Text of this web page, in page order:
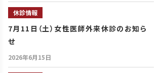
休診情報
7月11日（土）女性医師外来休診のお知ら
せ
2026年6月15日